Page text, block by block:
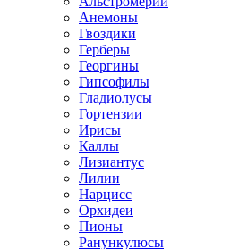
Анемоны
Гвоздики
Герберы
Георгины
Гипсофилы
Гладиолусы
Гортензии
Ирисы
Каллы
Лизиантус
Лилии
Нарцисс
Орхидеи
Пионы
Ранункулюсы